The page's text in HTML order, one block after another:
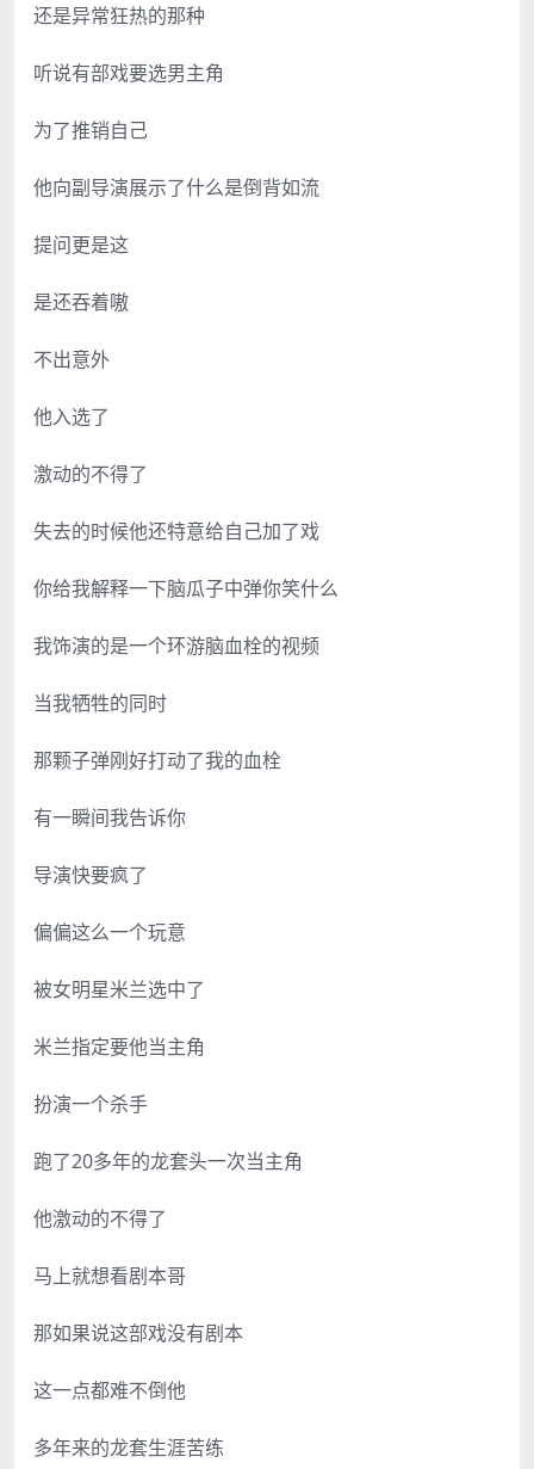
还是异常狂热的那种
听说有部戏要选男主角
为了推销自己
他向副导演展示了什么是倒背如流
提问更是这
是还吞着嗷
不出意外
他入选了
激动的不得了
失去的时候他还特意给自己加了戏
你给我解释一下脑瓜子中弹你笑什么
我饰演的是一个环游脑血栓的视频
当我牺牲的同时
那颗子弹刚好打动了我的血栓
有一瞬间我告诉你
导演快要疯了
偏偏这么一个玩意
被女明星米兰选中了
米兰指定要他当主角
扮演一个杀手
跑了20多年的龙套头一次当主角
他激动的不得了
马上就想看剧本哥
那如果说这部戏没有剧本
这一点都难不倒他
多年来的龙套生涯苦练